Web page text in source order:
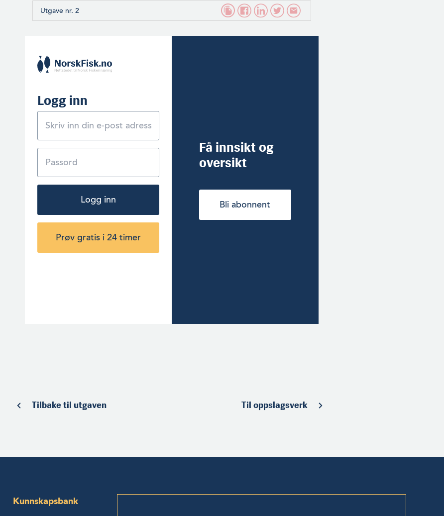
Utgave nr. 2
Logg inn
Logg inn
Prøv gratis i 24 timer
Få innsikt og
oversikt
Bli abonnent
Tilbake til utgaven Til oppslagsverk
Kunnskapsbank